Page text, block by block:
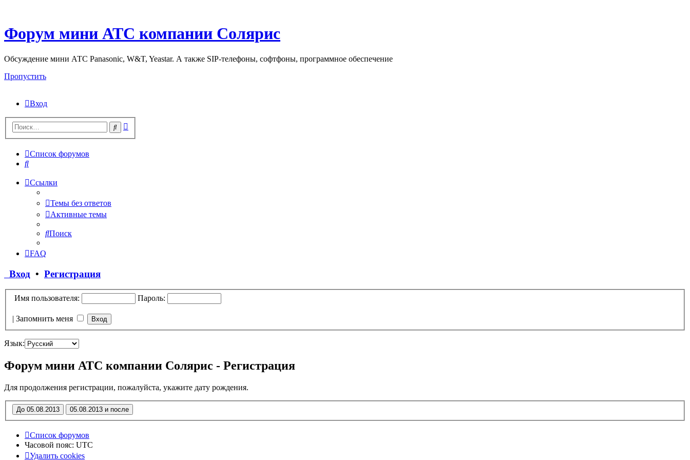
Форум мини АТС компании Солярис
Обсуждение мини АТС Panasonic, W&T, Yeastar. А также SIP-телефоны, софтфоны, программное обеспечение
Пропустить
Вход
Поиск
Список форумов
Поиск
Ссылки
Темы без ответов
Активные темы
Поиск
FAQ
Вход • Регистрация
Имя пользователя: Пароль:
| Запомнить меня
Язык:
Форум мини АТС компании Солярис - Регистрация
Для продолжения регистрации, пожалуйста, укажите дату рождения.
Список форумов
Часовой пояс: UTC
Удалить cookies